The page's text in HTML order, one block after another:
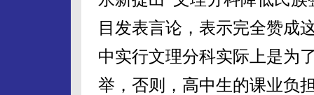
目发表言论，表示完全赞成
中实行文理分科实际上是为
举，否则，高中生的课业负